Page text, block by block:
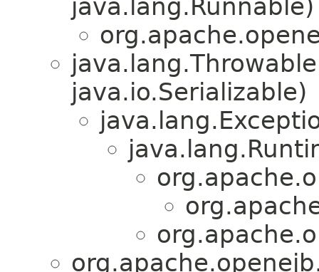
java.lang.Runnable)
java.io.Serializable)